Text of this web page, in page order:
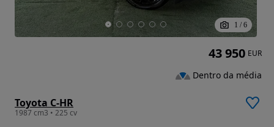
1 / 6
Toyota C-HR
1987 cm3 • 225 cv
43 950 EUR
Dentro da média